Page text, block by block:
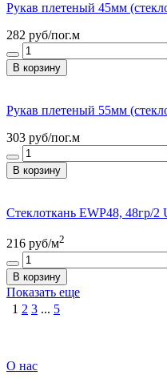
Рукав плетеный 45мм
282 руб/пог.м
В корзину
Рукав плетеный 55мм
303 руб/пог.м
В корзину
Стеклоткань EWP48, 48гр/
216 руб/м2
В корзину
Показать еще
1 2 3 ... 5
О нас